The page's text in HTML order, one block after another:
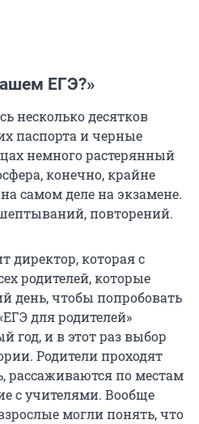
ЕГЭ?»
несколько десятков
паспорта и черные
немного растерянный
конечно, крайне
самом деле на экзамене.
повторений.
директор, которая с
родителей, которые
день, чтобы попробовать
для родителей»
год, и в этот раз выбор
Родители проходят
рассаживаются по местам
с учителями. Вообще
могли понять, что